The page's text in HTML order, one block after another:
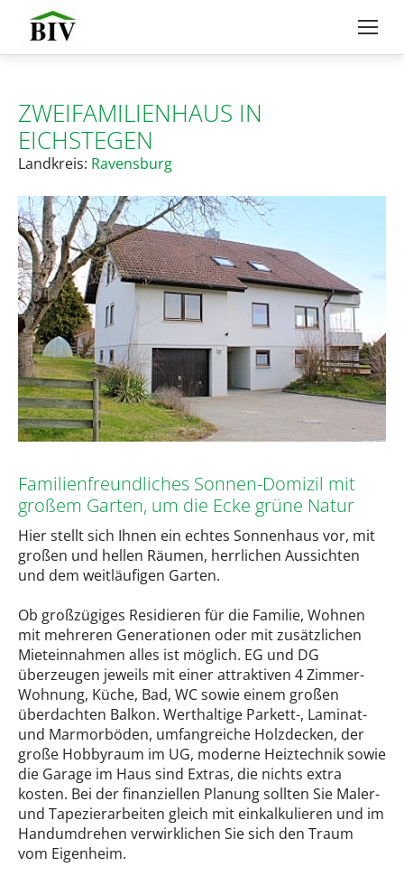
ZWEIFAMILIENHAUS IN
EICHSTEGEN
Landkreis: Ravensburg
Familienfreundliches Sonnen-Domizil mit
großem Garten, um die Ecke grüne Natur
Hier stellt sich Ihnen ein echtes Sonnenhaus vor, mit
großen und hellen Räumen, herrlichen Aussichten
und dem weitläufigen Garten.
Ob großzügiges Residieren für die Familie, Wohnen
mit mehreren Generationen oder mit zusätzlichen
Mieteinnahmen alles ist möglich. EG und DG
überzeugen jeweils mit einer attraktiven 4 Zimmer-
Wohnung, Küche, Bad, WC sowie einem großen
überdachten Balkon. Werthaltige Parkett-, Laminat-
und Marmorböden, umfangreiche Holzdecken, der
große Hobbyraum im UG, moderne Heiztechnik sowie
die Garage im Haus sind Extras, die nichts extra
kosten. Bei der finanziellen Planung sollten Sie Maler-
und Tapezierarbeiten gleich mit einkalkulieren und im
Handumdrehen verwirklichen Sie sich den Traum
vom Eigenheim.